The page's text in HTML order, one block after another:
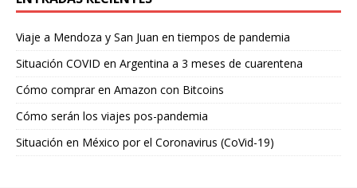
Viaje a Mendoza y San Juan en tiempos de pandemia
Situación COVID en Argentina a 3 meses de cuarentena
Cómo comprar en Amazon con Bitcoins
Cómo serán los viajes pos-pandemia
Situación en México por el Coronavirus (CoVid-19)